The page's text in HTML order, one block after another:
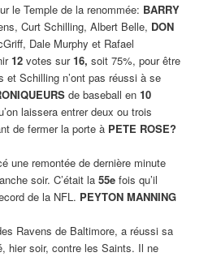
le Temple de la renommée: BARRY
Curt Schilling, Albert Belle, DON
Dale Murphy et Rafael
12votes sur16, soit 75%, pour être
Schilling n’ont pas réussi à se
de baseball en 10
laissera entrer deux ou trois
de fermer la porte à PETE ROSE?
une remontée de dernière minute
soir. C’était la 55efois qu’il
de la NFL. PEYTON MANNING
Ravens de Baltimore, a réussi sa
hier soir, contre les Saints. Il ne